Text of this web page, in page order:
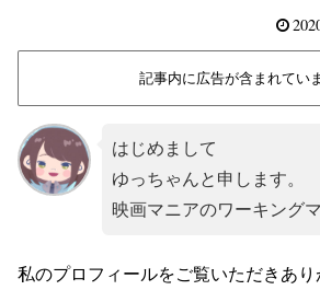
記事内に広告が含まれていま
はじめまして
ゆっちゃんと申します。
映画マニアのワーキング
私のプロフィールをご覧いただきあ